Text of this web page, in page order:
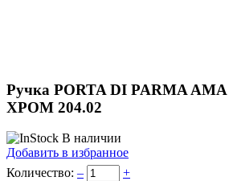
Ручка PORTA DI PARMA
ХРОМ 204.02
В наличии
Добавить в избранное
Количество: –
+